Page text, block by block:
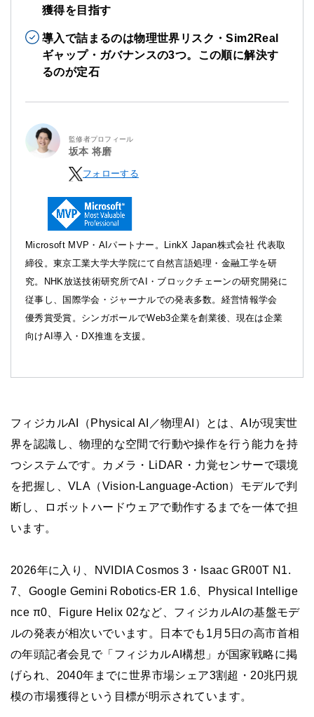
獲得を目指す
導入で詰まるのは物理世界リスク・Sim2Real
ギャップ・ガバナンスの3つ。この順に解決す
るのが定石
監修者プロフィール
坂本 将磨
フォローする
Microsoft MVP・AIパートナー。LinkX Japan株式会社 代表取
締役。東京工業大学大学院にて自然言語処理・金融工学を研
究。NHK放送技術研究所でAI・ブロックチェーンの研究開発に
従事し、国際学会・ジャーナルでの発表多数。経営情報学会
優秀賞受賞。シンガポールでWeb3企業を創業後、現在は企業
向けAI導入・DX推進を支援。
フィジカルAI（Physical AI／物理AI）とは、AIが現実世
界を認識し、物理的な空間で行動や操作を行う能力を持
つシステムです。カメラ・LiDAR・力覚センサーで環境
を把握し、VLA（Vision-Language-Action）モデルで判
断し、ロボットハードウェアで動作するまでを一体で担
います。
2026年に入り、NVIDIA Cosmos 3・Isaac GR00T N1.
7、Google Gemini Robotics-ER 1.6、Physical Intellige
nce π0、Figure Helix 02など、フィジカルAIの基盤モデ
ルの発表が相次いでいます。日本でも1月5日の高市首相
の年頭記者会見で「フィジカルAI構想」が国家戦略に掲
げられ、2040年までに世界市場シェア3割超・20兆円規
模の市場獲得という目標が明示されています。